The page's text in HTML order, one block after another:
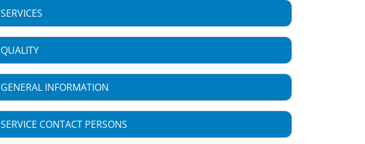
SERVICES
QUALITY
GENERAL INFORMATION
SERVICE CONTACT PERSONS